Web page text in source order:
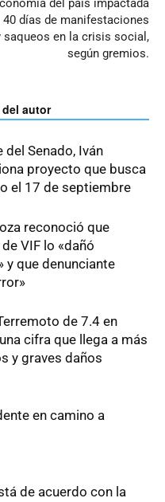
del país impactada
40 días de manifestaciones
saqueos en la crisis social,
según gremios.
del autor
Senado, Iván
proyecto que busca
el 17 de septiembre
reconoció que
VIF lo «dañó
y que denunciante
de 7.4 en
cifra que llega a más
y graves daños
en camino a
de acuerdo con la